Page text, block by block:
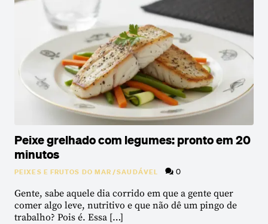
Peixe grelhado com legumes: pronto em 20
minutos
PEIXES E FRUTOS DO MAR/SAUDÁVEL 0
Gente, sabe aquele dia corrido em que a gente quer
comer algo leve, nutritivo e que não dê um pingo de
trabalho? Pois é. Essa […]